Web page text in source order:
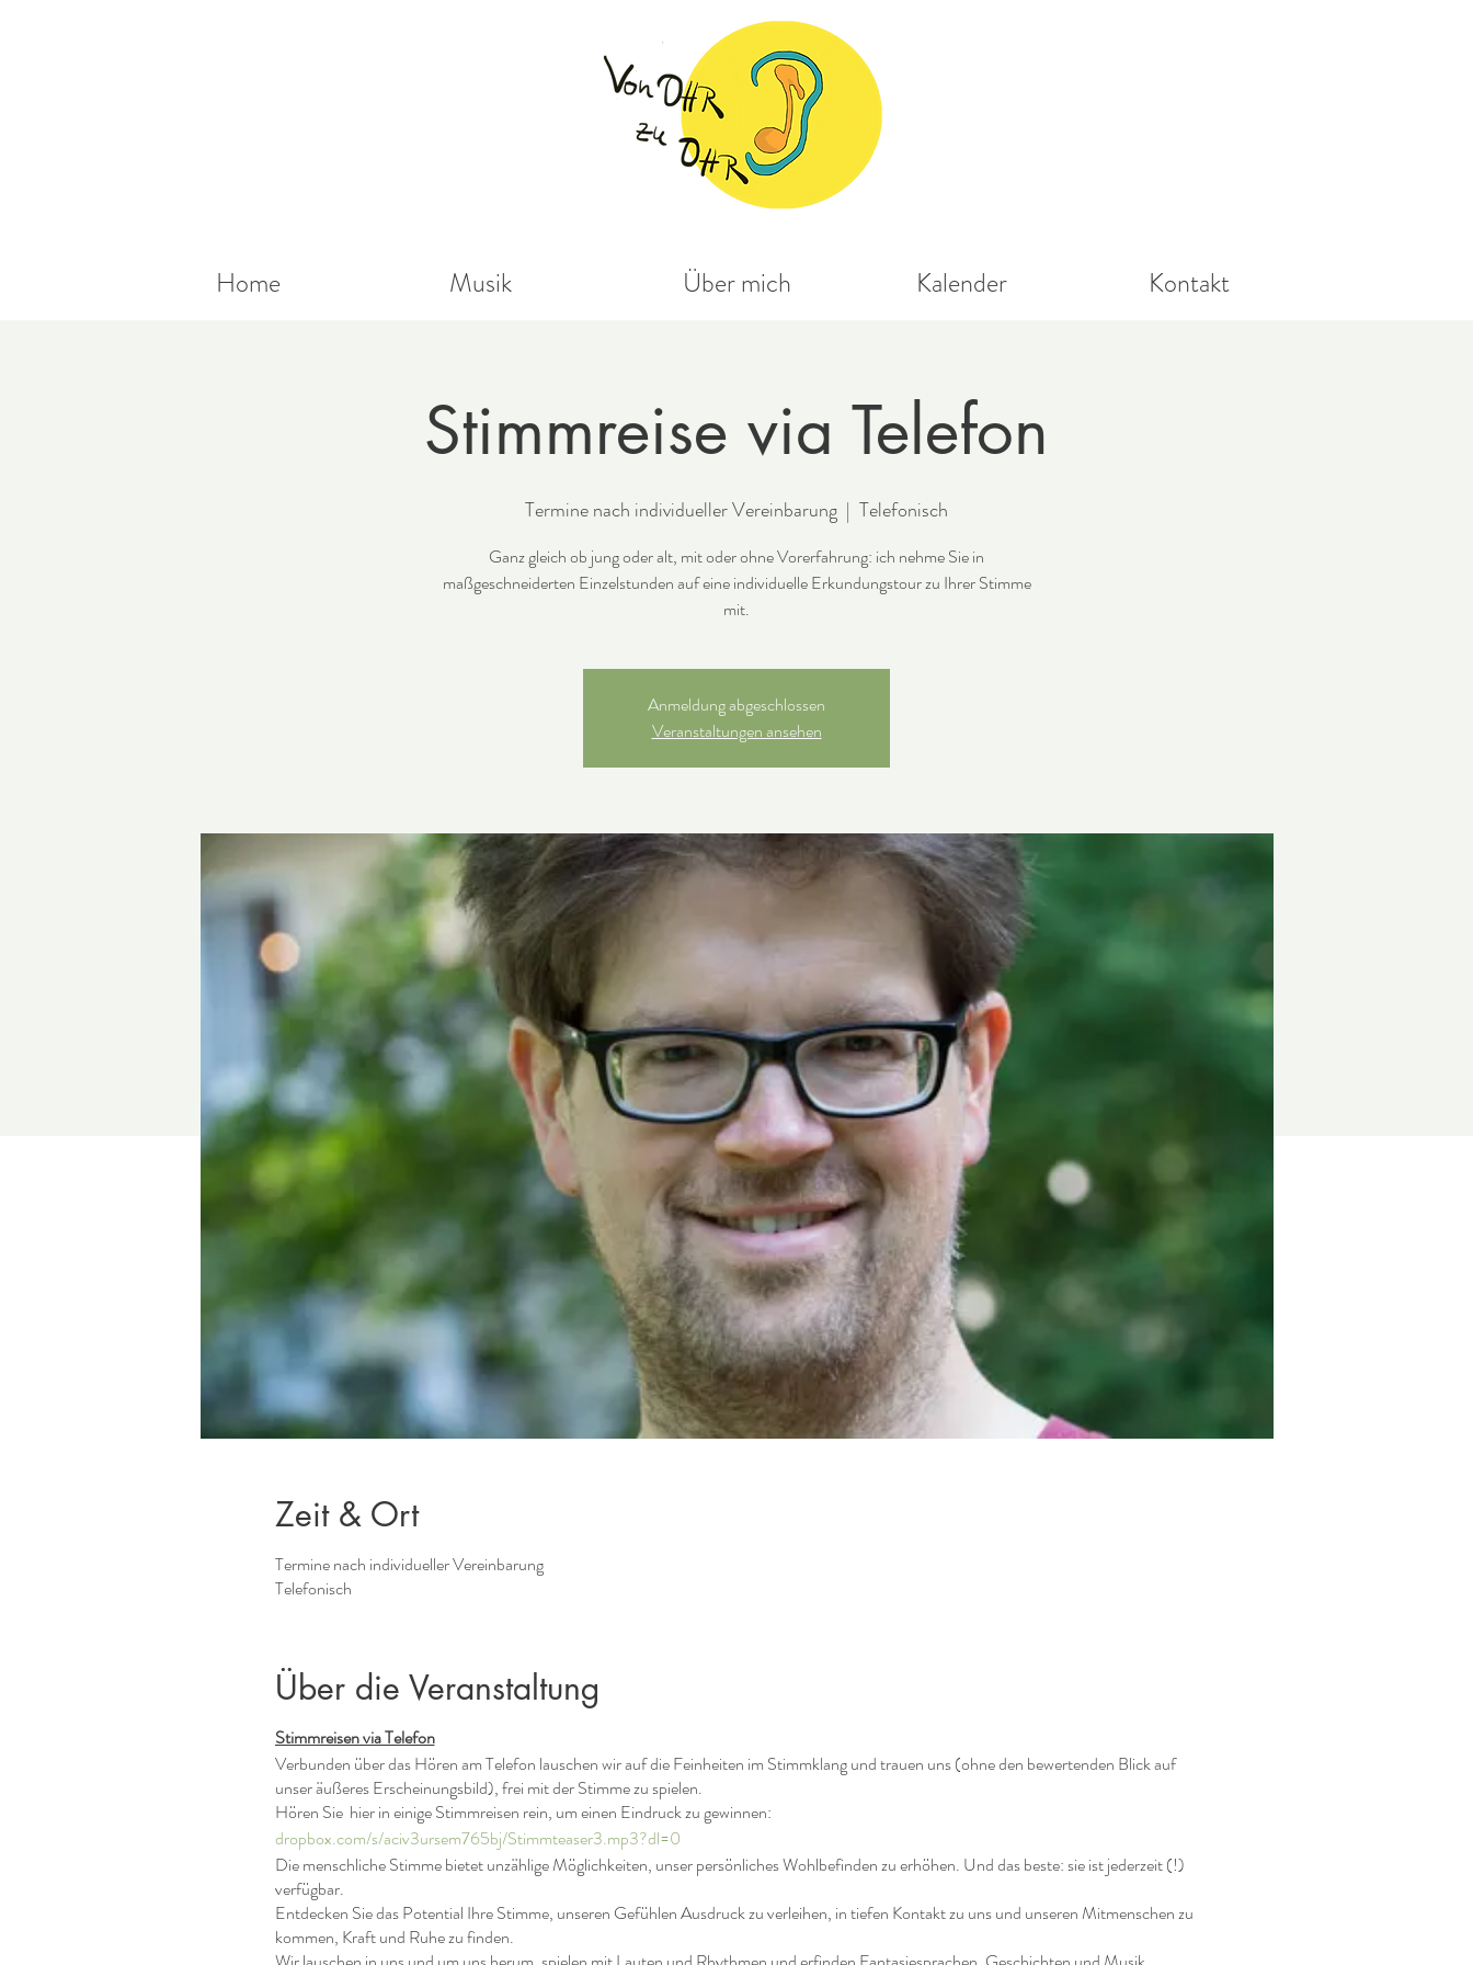
Home Musik Über mich Kalender Kontakt
Stimmreise via Telefon
Termine nach individueller Vereinbarung
  |
Telefonisch
Ganz gleich ob jung oder alt, mit oder ohne Vorerfahrung: ich nehme Sie in
maßgeschneiderten Einzelstunden auf eine individuelle Erkundungstour zu Ihrer Stimme
mit.
Anmeldung abgeschlossen
Veranstaltungen ansehen
Zeit & Ort
Termine nach individueller Vereinbarung
Telefonisch
Über die Veranstaltung
Stimmreisen via Telefon
Verbunden über das Hören am Telefon lauschen wir auf die Feinheiten im Stimmklang und trauen uns (ohne den bewertenden Blick auf
unser äußeres Erscheinungsbild), frei mit der Stimme zu spielen.
Hören Sie hier in einige Stimmreisen rein, um einen Eindruck zu gewinnen:
dropbox.com/s/aciv3ursem765bj/Stimmteaser3.mp3?dl=0
Die menschliche Stimme bietet unzählige Möglichkeiten, unser persönliches Wohlbefinden zu erhöhen. Und das beste: sie ist jederzeit (!)
verfügbar.
Entdecken Sie das Potential Ihre Stimme, unseren Gefühlen Ausdruck zu verleihen, in tiefen Kontakt zu uns und unseren Mitmenschen zu
kommen, Kraft und Ruhe zu finden.